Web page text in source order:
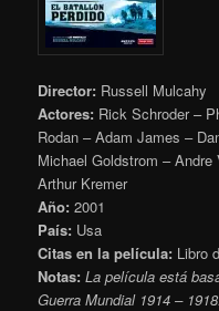
Director: Russell Mulcahy
Actores: Rick Schroder –
Rodan – Adam James –
Michael Goldstrom –
Arthur Kremer
Año: 2001
País: Usa
Citas en la película: Libro
Notas:La película está
Guerra Mundial 1914 – 1918.